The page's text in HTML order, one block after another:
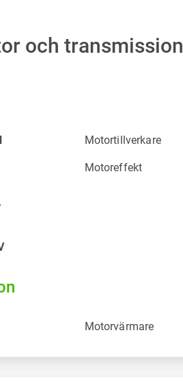
och transmission
Motortillverkare
Motoreffekt
Motorvärmare